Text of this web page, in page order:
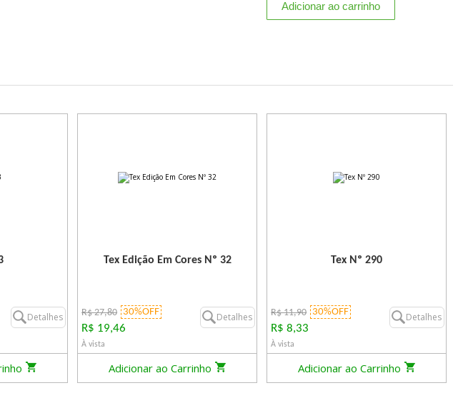
Detalhes
Tex Edição Em Cores Nº 32
R$ 27,80 30%OFF
R$ 19,46
À vista
Detalhes
Adicionar ao Carrinho
Tex Nº 290
R$ 11,90 30%OFF
R$ 8,33
À vista
Detalhes
Adicionar ao Carrinho